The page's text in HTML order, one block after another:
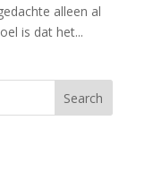
alleen al
is dat het...
Search